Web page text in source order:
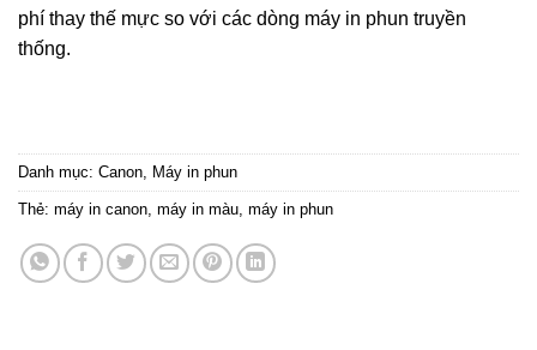
phí thay thế mực so với các dòng máy in phun truyền
thống.
Danh mục: Canon, Máy in phun
Thẻ: máy in canon, máy in màu, máy in phun